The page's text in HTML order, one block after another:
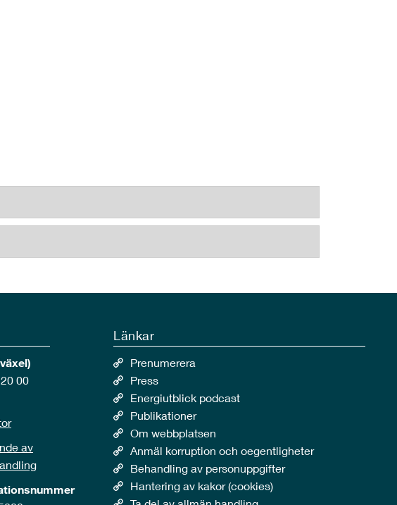
00
av
Länkar
Prenumerera
Press
Energiutblick podcast
Publikationer
Om webbplatsen
Anmäl korruption och oegentligheter
Behandling av personuppgifter
Hantering av kakor (cookies)